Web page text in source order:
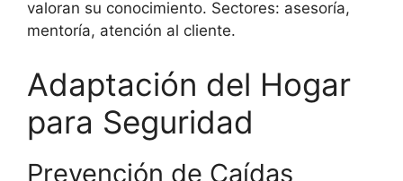
valoran su conocimiento. Sectores: asesoría,
mentoría, atención al cliente.
Adaptación del Hogar
para Seguridad
Prevención de Caídas